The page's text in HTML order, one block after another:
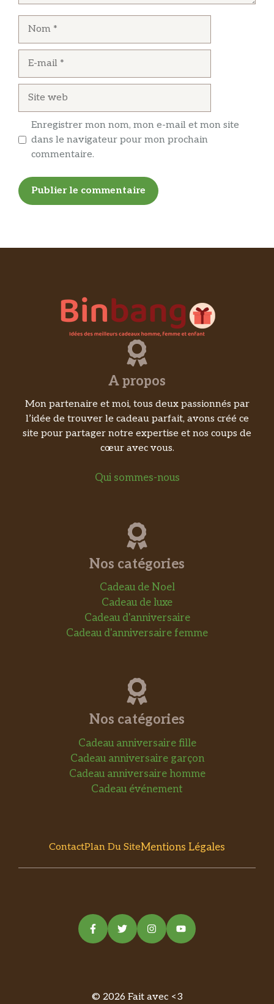
Enregistrer mon nom, mon e-mail et mon site
dans le navigateur pour mon prochain
commentaire.
A propos
Mon partenaire et moi, tous deux passionnés par
l’idée de trouver le cadeau parfait, avons créé ce
site pour partager notre expertise et nos coups de
cœur avec vous.
Qui sommes-nous
Nos catégories
Cadeau de Noel
Cadeau de luxe
Cadeau d'anniversaire
Cadeau d'anniversaire femme
Nos catégories
Cadeau anniversaire fille
Cadeau anniversaire garçon
Cadeau anniversaire homme
Cadeau événement
ContactPlan Du SiteMentions Légales
© 2026 Fait avec <3